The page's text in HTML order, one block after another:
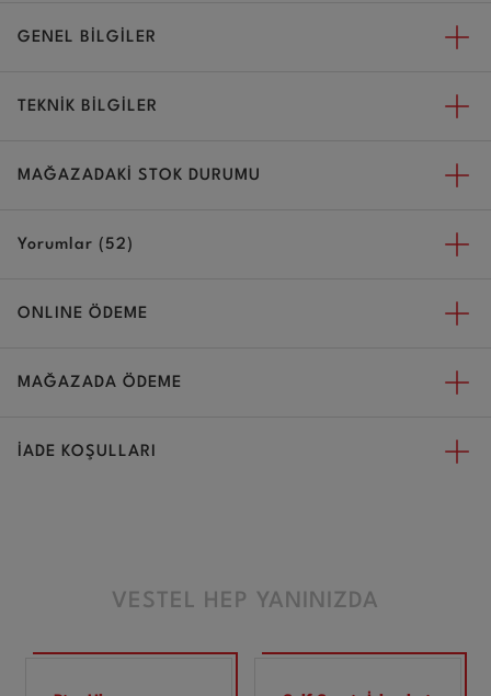
GENEL BİLGİLER
TEKNİK BİLGİLER
MAĞAZADAKİ STOK DURUMU
Yorumlar (52)
ONLINE ÖDEME
MAĞAZADA ÖDEME
İADE KOŞULLARI
VESTEL HEP YANINIZDA